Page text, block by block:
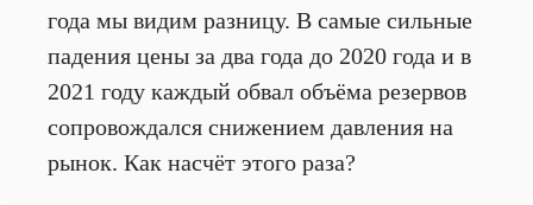
года мы видим разницу. В самые сильные
падения цены за два года до 2020 года и в
2021 году каждый обвал объёма резервов
сопровождался снижением давления на
рынок. Как насчёт этого раза?